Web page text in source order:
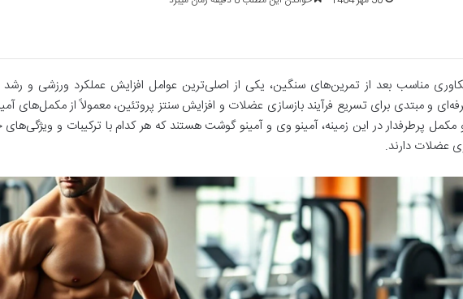
مناسب بعد از تمرین‌های سنگین، یکی از اصلی‌ترین عوامل افزایش عملکرد ورزشی و
و مبتدی برای تسریع فرآیند بازسازی عضلات و افزایش سنتز پروتئین، معمولاً از مکمل‌های
مکمل پرطرفدار در این زمینه، آمینو وی و آمینو گوشت هستند که هر کدام با ترکیبات و
عضلات دارند.